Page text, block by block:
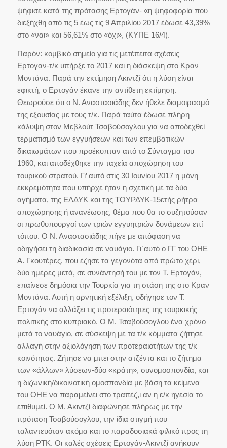
ψήφισε κατά της πρότασης Ερτογάν- «η ψηφοφορία που
διεξήχθη από τις 5 έως τις 9 Απριλίου 2017 έδωσε 43,39%
στο «ναι» και 56,61% στο «όχι», (ΚΥΠΕ 16/4).
Παρόν: κομβικό σημείο για τις μετέπειτα σχέσεις
Ερτογαν-τ/κ υπήρξε το 2017 και η διάσκεψη στο Κραν
Μοντάνα. Παρά την εκτίμηση Ακιντζί ότι η λύση είναι
εφικτή, ο Ερτογάν έκανε την αντίθετη εκτίμηση.
Θεωρούσε ότι ο Ν. Αναστασιάδης δεν ήθελε διαμοιρασμό
της εξουσίας με τους τ/κ. Παρά ταύτα έδωσε πλήρη
κάλυψη στον Μεβλούτ Τσαβούσογλου για να αποδεχθεί
τερματισμό των εγγυήσεων και των επεμβατικών
δικαιωμάτων που προέκυπταν από το Σύνταγμα του
1960, και αποδέχθηκε την ταχεία αποχώρηση του
τουρικού στρατού. Γι’ αυτό στις 30 Ιουνίου 2017 η μόνη
εκκρεμότητα που υπήρχε ήταν η σχετική με τα δύο
αγήματα, της ΕΛΔΥΚ και της ΤΟΥΡΔΥΚ-15ετής ρήτρα
αποχώρησης ή ανανέωσης, θέμα που θα το συζητούσαν
οι πρωθυπουργοί των τριών εγγυητριών δυνάμεων επί
τόπου. Ο Ν. Αναστασιάδης πήγε με απόφαση να
οδηγήσει τη διαδικασία σε ναυάγιο. Γι΄αυτό ο ΓΓ του ΟΗΕ
Α. Γκουτέρες, που έζησε τα γεγονότα από πρώτο χέρι,
δύο ημέρες μετά, σε συνάντησή του με τον Τ. Ερτογάν,
επαίνεσε δημόσια την Τουρκία για τη στάση της στο Κραν
Μοντάνα. Αυτή η αρνητική εξέλιξη, οδήγησε τον Τ.
Ερτογάν να αλλάξει τις προτεραιότητες της τουρκικής
πολιτικής στο κυπριακό. Ο Μ. Τσαβούσογλου ένα χρόνο
μετά το ναυάγιο, σε σύσκεψη με τα τ/κ κόμματα ζήτησε
αλλαγή στην αξιολόγηση των προτεραιοτήτων της τ/κ
κοινότητας. Ζήτησε να μπει στην ατζέντα και το ζήτημα
των «άλλων» λύσεων-δύο «κράτη», συνομοσπονδία, και
η διζωνική/δικοινοτική ομοσπονδία με βάση τα κείμενα
του ΟΗΕ να παραμείνει στο τραπέζ,ι αν η ε/κ ηγεσία το
επιθυμεί. Ο Μ. Ακιντζί διαφώνησε πλήρως με την
πρόταση Τσαβούσογλου, την ίδια στιγμή που
ταλαντευόταν ακόμα και το παραδοσιακά φιλικό προς τη
λύση ΡΤΚ. Οι καλές σχέσεις Ερτογάν-Ακιντζί ανήκουν